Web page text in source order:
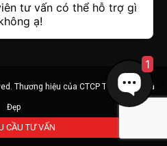
TP Đông Hà - Tỉnh Quảng Trị
Thương hiệu của CTCP Tập Đoàn Nhà
Đẹp
CẦU TƯ VẤN
tư vấn có thể hỗ trợ gì
ạ!
1